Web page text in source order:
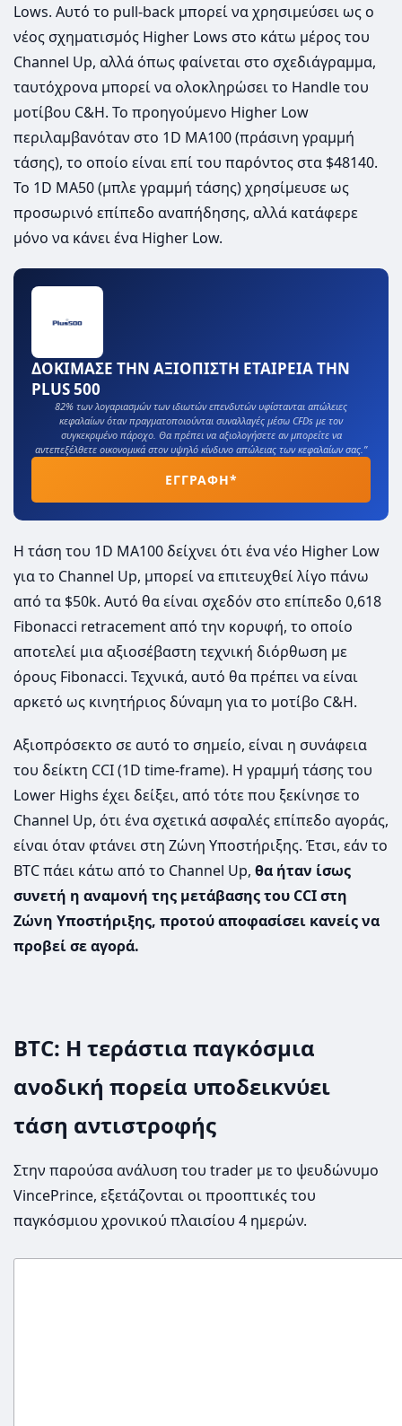
Lows. Αυτό το pull-back μπορεί να χρησιμεύσει ως ο
νέος σχηματισμός Higher Lows στο κάτω μέρος του
Channel Up, αλλά όπως φαίνεται στο σχεδιάγραμμα,
ταυτόχρονα μπορεί να ολοκληρώσει το Handle του
μοτίβου C&H. Το προηγούμενο Higher Low
περιλαμβανόταν στο 1D MA100 (πράσινη γραμμή
τάσης), το οποίο είναι επί του παρόντος στα $48140.
Το 1D MA50 (μπλε γραμμή τάσης) χρησίμευσε ως
προσωρινό επίπεδο αναπήδησης, αλλά κατάφερε
μόνο να κάνει ένα Higher Low.
ΔΟΚΙΜΑΣΕ ΤΗΝ ΑΞΙΟΠΙΣΤΗ ΕΤΑΙΡΕΙΑ ΤΗΝ
PLUS 500
82% των λογαριασμών των ιδιωτών επενδυτών υφίστανται απώλειες
κεφαλαίων όταν πραγματοποιούνται συναλλαγές μέσω CFDs με τον
συγκεκριμένο πάροχο. Θα πρέπει να αξιολογήσετε αν μπορείτε να
αντεπεξέλθετε οικονομικά στον υψηλό κίνδυνο απώλειας των κεφαλαίων σας.”
ΕΓΓΡΑΦΗ*
Η τάση του 1D MA100 δείχνει ότι ένα νέο Higher Low
για το Channel Up, μπορεί να επιτευχθεί λίγο πάνω
από τα $50k. Αυτό θα είναι σχεδόν στο επίπεδο 0,618
Fibonacci retracement από την κορυφή, το οποίο
αποτελεί μια αξιοσέβαστη τεχνική διόρθωση με
όρους Fibonacci. Τεχνικά, αυτό θα πρέπει να είναι
αρκετό ως κινητήριος δύναμη για το μοτίβο C&H.
Αξιοπρόσεκτο σε αυτό το σημείο, είναι η συνάφεια
του δείκτη CCI (1D time-frame). Η γραμμή τάσης του
Lower Highs έχει δείξει, από τότε που ξεκίνησε το
Channel Up, ότι ένα σχετικά ασφαλές επίπεδο αγοράς,
είναι όταν φτάνει στη Ζώνη Υποστήριξης. Έτσι, εάν το
BTC πάει κάτω από το Channel Up, θα ήταν ίσως
συνετή η αναμονή της μετάβασης του CCI στη
Ζώνη Υποστήριξης, προτού αποφασίσει κανείς να
προβεί σε αγορά.
BTC: Η τεράστια παγκόσμια
ανοδική πορεία υποδεικνύει
τάση αντιστροφής
Στην παρούσα ανάλυση του trader με το ψευδώνυμο
VincePrince, εξετάζονται οι προοπτικές του
παγκόσμιου χρονικού πλαισίου 4 ημερών.